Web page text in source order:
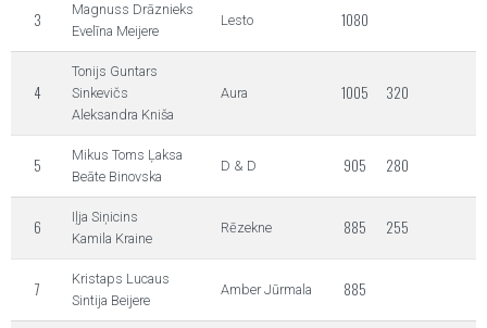
3
Magnuss Drāznieks
Evelīna Meijere
Lesto 1080
4
Tonijs Guntars
Sinkevičs
Aleksandra Kniša
Aura 1005 320
5
Mikus Toms Ļaksa
Beāte Binovska
D & D 905 280
6
Iļja Siņicins
Kamila Kraine
Rēzekne 885 255
7
Kristaps Lucaus
Sintija Beijere
Amber Jūrmala 885